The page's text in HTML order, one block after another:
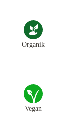
Organik
Vegan